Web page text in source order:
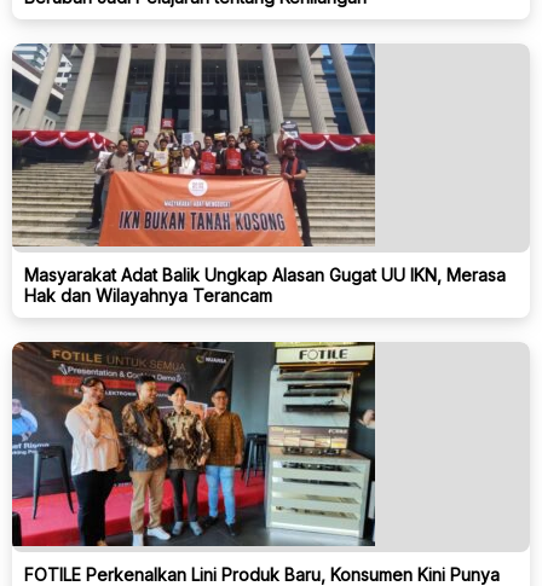
Masyarakat Adat Balik Ungkap Alasan Gugat UU IKN, Merasa
Hak dan Wilayahnya Terancam
FOTILE Perkenalkan Lini Produk Baru, Konsumen Kini Punya